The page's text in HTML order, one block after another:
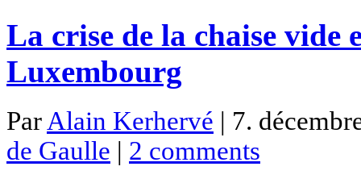
La crise de la chaise vide
Luxembourg
ParAlain Kerhervé | 7.
de Gaulle | 2 comments